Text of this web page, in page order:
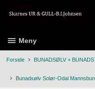
Meny
Forside BUNADSØLV +
Bunadsølv Solør-Odal